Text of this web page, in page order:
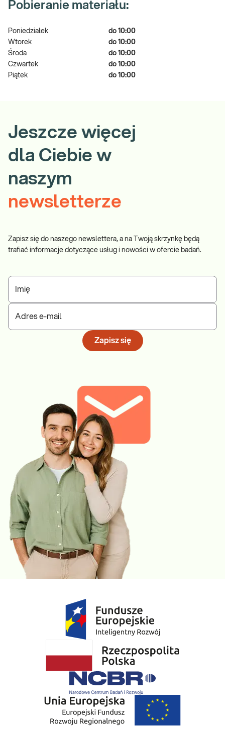
Pobieranie materiału:
Poniedziałek
do 10:00
Wtorek
do 10:00
Środa
do 10:00
Czwartek
do 10:00
Piątek
do 10:00
Jeszcze więcej
dla Ciebie w
naszym
newsletterze
Zapisz się do naszego newslettera, a na Twoją skrzynkę będą
trafiać informacje dotyczące usług i nowości w ofercie badań.
Imię
Adres e-mail
Zapisz się